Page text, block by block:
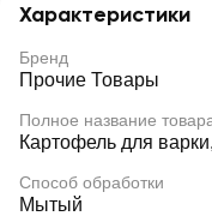
Характеристики
Бренд
Прочие Товары
Полное название
Картофель для
Способ обработки
Мытый